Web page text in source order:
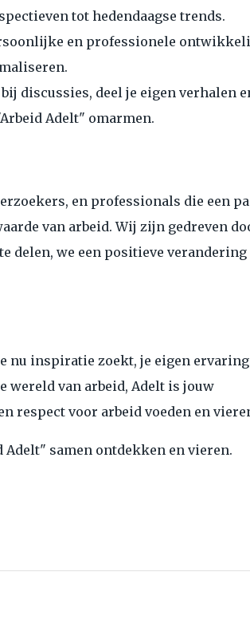
tot hedendaagse trends.
en professionele
bij discussies, deel je eigen verhalen
Adelt" omarmen.
en professionals die een
van arbeid. Wij zijn gedreven
delen, we een positieve
nu inspiratie zoekt, je eigen
van arbeid, Adelt is jouw
respect voor arbeid voeden en
Adelt" samen ontdekken en vieren.